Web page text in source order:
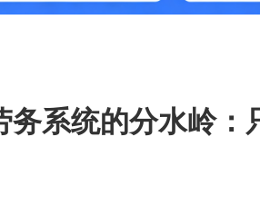
务系统的分水岭